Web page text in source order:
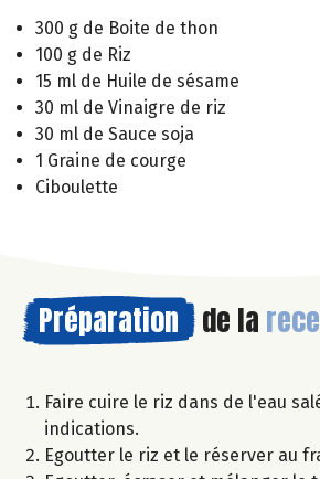
300 g de Boite de thon
100 g de Riz
15 ml de Huile de sésame
30 ml de Vinaigre de riz
30 ml de Sauce soja
1 Graine de courge
Ciboulette
Préparation de la
Faire cuire le riz dans de l'eau
indications.
Egoutter le riz et le réserver au